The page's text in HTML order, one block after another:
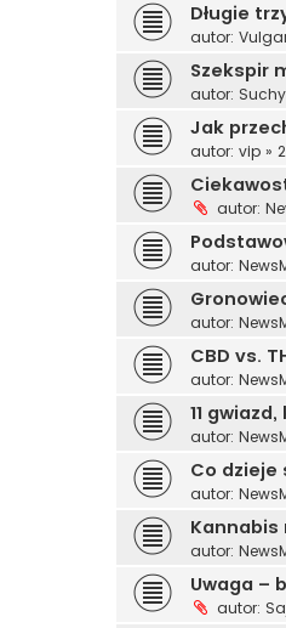
Długie
autor:
Szekspir
autor:
Jak
autor: vip »
autor:
autor:
autor:
CBD vs.
autor:
11
autor:
Co dzieje
autor:
Kannabis
autor:
Uwaga –
autor: